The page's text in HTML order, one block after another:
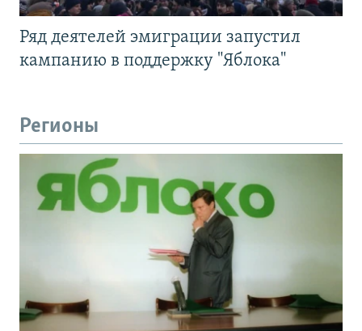
Ряд деятелей эмиграции запустил
кампанию в поддержку "Яблока"
Регионы